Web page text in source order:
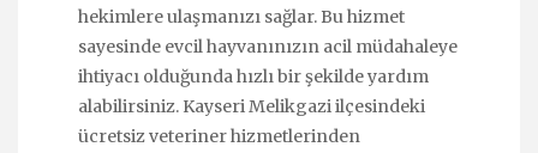
hekimlere ulaşmanızı sağlar. Bu hizmet
sayesinde evcil hayvanınızın acil müdahaleye
ihtiyacı olduğunda hızlı bir şekilde yardım
alabilirsiniz. Kayseri Melikgazi ilçesindeki
ücretsiz veteriner hizmetlerinden